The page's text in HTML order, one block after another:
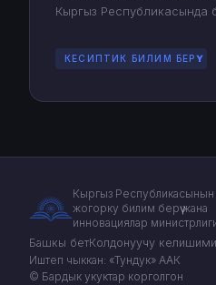
Кыргыз Республикасында
эсебин жүргүзүүгө жана
КЕСИПТИК БИЛИМ БЕРҮҮ
Кыргыз
жогорку билим берүү жана
инновациялар
Башкы бетКолдонуучу келишими
Иштеп чыккан: «Тундук» ААК
© Бардык укуктар корголгон